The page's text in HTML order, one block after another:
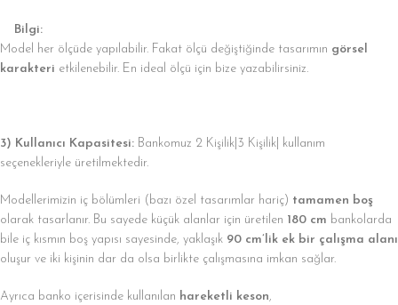
Bilgi:
Model her ölçüde yapılabilir. Fakat ölçü değiştiğinde tasarımın görsel
karakteri etkilenebilir. En ideal ölçü için bize yazabilirsiniz.
3) Kullanıcı Kapasitesi: Bankomuz 2 Kişilik|3 Kişilik| kullanım
seçenekleriyle üretilmektedir.
Modellerimizin iç bölümleri (bazı özel tasarımlar hariç) tamamen boş
olarak tasarlanır. Bu sayede küçük alanlar için üretilen 180 cm bankolarda
bile iç kısmın boş yapısı sayesinde, yaklaşık 90 cm’lik ek bir çalışma alanı
oluşur ve iki kişinin dar da olsa birlikte çalışmasına imkan sağlar.
Ayrıca banko içerisinde kullanılan hareketli keson,